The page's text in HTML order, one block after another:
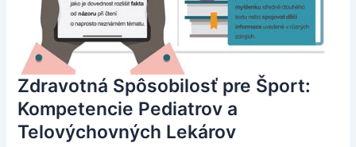
Zdravotná Spôsobilosť pre Šport:
Kompetencie Pediatrov a
Telovýchovných Lekárov